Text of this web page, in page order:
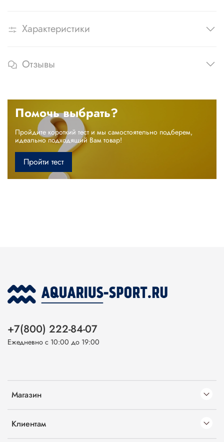
Характеристики
Отзывы
Помочь выбрать?
Пройдите короткий тест и мы самостоятельно подберем,
идеально подходящий Вам товар!
Пройти тест
Магазин
Клиентам
+7(800) 222-84-07
Ежедневно с 10:00 до 19:00